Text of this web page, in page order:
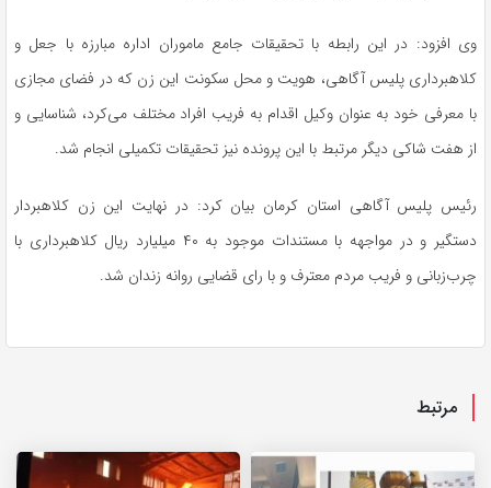
وی افزود: در این رابطه با تحقیقات جامع ماموران اداره مبارزه با جعل و
کلاهبرداری پلیس آگاهی، هویت و محل سکونت این زن که در فضای مجازی
با معرفی خود به عنوان وکیل اقدام به فریب افراد مختلف می‌کرد، شناسایی و
از هفت شاکی دیگر مرتبط با این پرونده نیز تحقیقات تکمیلی انجام شد.
رئیس پلیس آگاهی استان کرمان بیان کرد: در نهایت این زن کلاهبردار
دستگیر و در مواجهه با مستندات موجود به ۴۰ میلیارد ریال کلاهبرداری با
چرب‌زبانی و فریب مردم معترف و با رای قضایی روانه زندان شد.
مرتبط